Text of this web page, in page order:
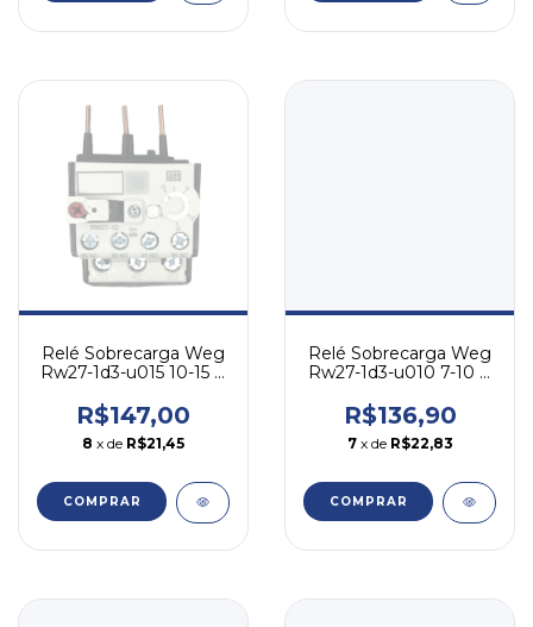
Relé Sobrecarga Weg
Rw27-1d3-u015 10-15 A
R$147,00
8 x de R$21,45
COMPRAR
Relé Sobrecarga Weg
Rw27-1d3-u010 7-10 A
R$136,90
7 x de R$22,83
COMPRAR